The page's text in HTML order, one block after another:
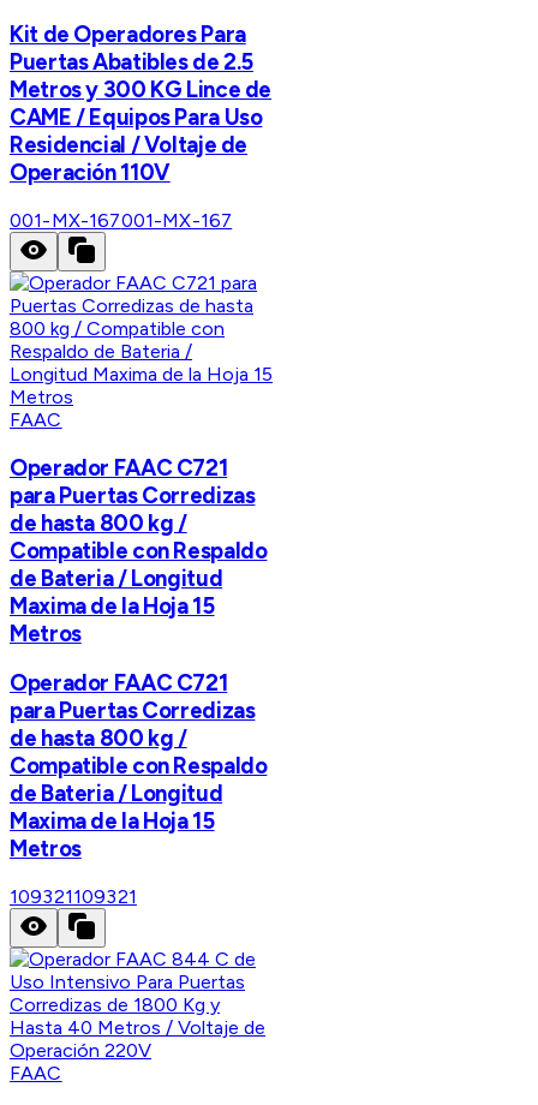
Kit de Operadores Para
Puertas Abatibles de 2.5
Metros y 300 KG Lince de
CAME / Equipos Para Uso
Residencial / Voltaje de
Operación 110V
001-MX-167001-MX-167
FAAC
Operador FAAC C721
para Puertas Corredizas
de hasta 800 kg /
Compatible con Respaldo
de Bateria / Longitud
Maxima de la Hoja 15
Metros
Operador FAAC C721
para Puertas Corredizas
de hasta 800 kg /
Compatible con Respaldo
de Bateria / Longitud
Maxima de la Hoja 15
Metros
109321109321
FAAC